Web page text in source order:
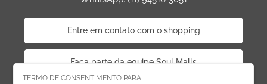
TERMO DE CONSENTIMENTO PARA
Entre em contato com o shopping
Faça parte da equipe Soul Malls